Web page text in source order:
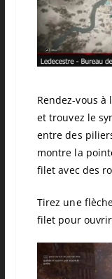
Rendez-vous
et trouvez le
entre des
montre la
filet avec des
Tirez une
filet pour